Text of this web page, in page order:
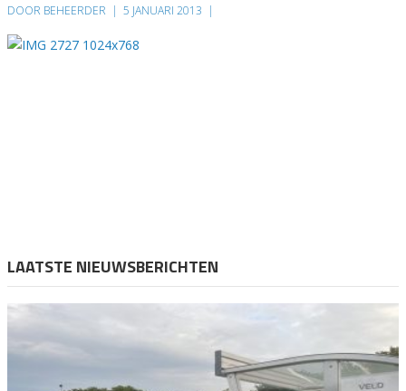
DOOR BEHEERDER | 5 JANUARI 2013 |
LAATSTE NIEUWSBERICHTEN